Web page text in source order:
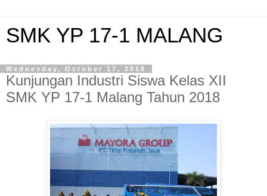
SMK YP 17-1 MALANG
Wednesday, October 17, 2018
Kunjungan Industri Siswa Kelas XII
SMK YP 17-1 Malang Tahun 2018